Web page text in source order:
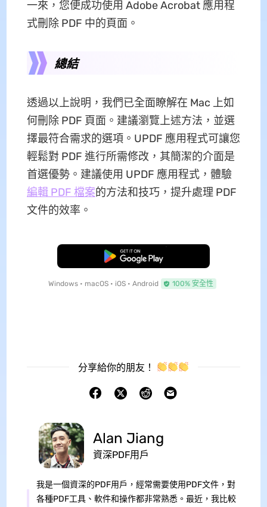
一來，您便成功使用 Adobe Acrobat 應用程
式刪除 PDF 中的頁面。
總結
透過以上說明，我們已全面瞭解在 Mac 上如
何刪除 PDF 頁面。建議瀏覽上述方法，並選
擇最符合需求的選項。UPDF 應用程式可讓您
輕鬆對 PDF 進行所需修改，其簡潔的介面是
首選優勢。建議使用 UPDF 應用程式，體驗
編輯 PDF 檔案的方法和技巧，提升處理 PDF
文件的效率。
免費下載
Windows • macOS • iOS • Android 100% 安全性
分享給你的朋友！
Alan Jiang
資深PDF用戶
我是一個資深的PDF用戶，經常需要使用PDF文件，對
各種PDF工具、軟件和操作都非常熟悉。最近，我比較